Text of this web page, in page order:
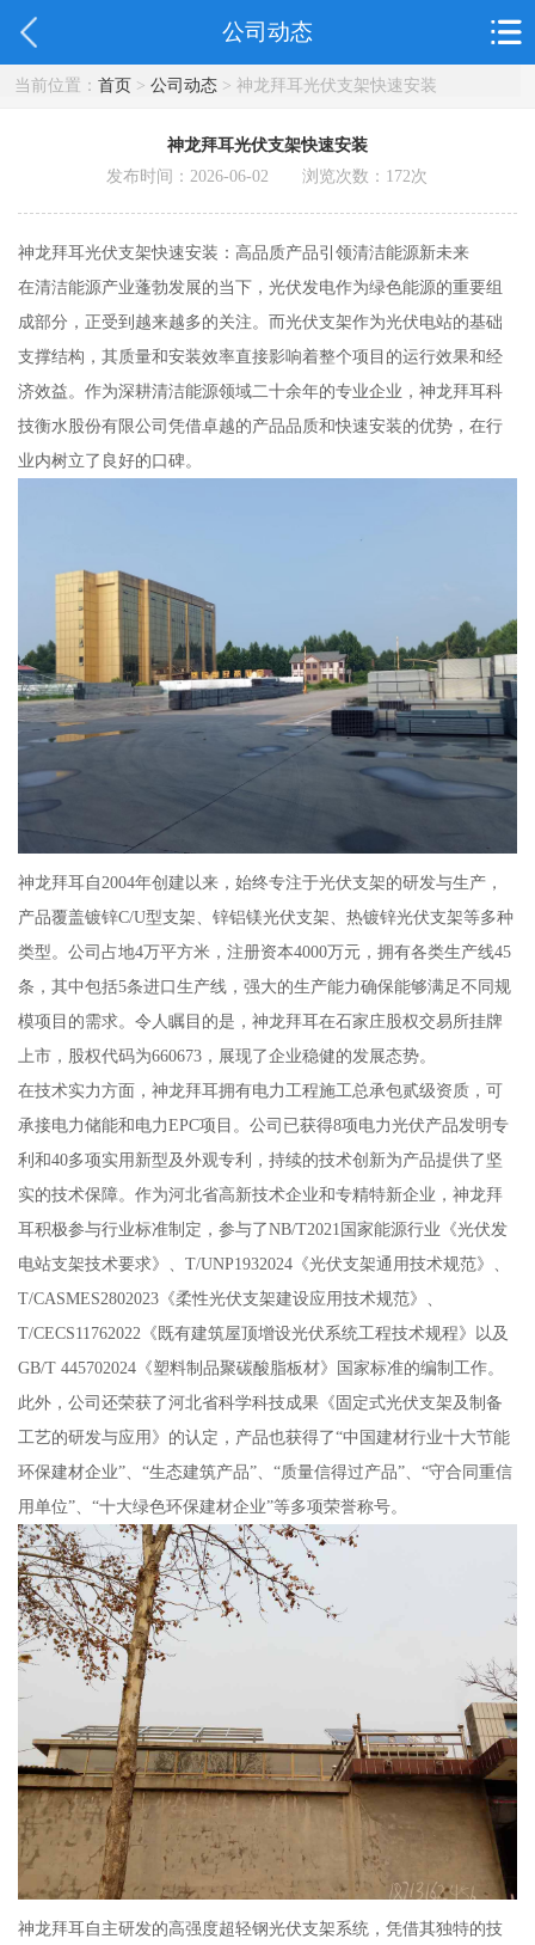
公司动态
当前位置： 首页> 公司动态> 神龙拜耳光伏支架快速安装
神龙拜耳光伏支架快速安装
发布时间：2026-06-02 浏览次数： 172次
神龙拜耳光伏支架快速安装：高品质产品引领清洁能源新未来
在清洁能源产业蓬勃发展的当下，光伏发电作为绿色能源的重要组
成部分，正受到越来越多的关注。而光伏支架作为光伏电站的基础
支撑结构，其质量和安装效率直接影响着整个项目的运行效果和经
济效益。作为深耕清洁能源领域二十余年的专业企业，神龙拜耳科
技衡水股份有限公司凭借卓越的产品品质和快速安装的优势，在行
业内树立了良好的口碑。
神龙拜耳自2004年创建以来，始终专注于光伏支架的研发与生产，
产品覆盖镀锌C/U型支架、锌铝镁光伏支架、热镀锌光伏支架等多种
类型。公司占地4万平方米，注册资本4000万元，拥有各类生产线45
条，其中包括5条进口生产线，强大的生产能力确保能够满足不同规
模项目的需求。令人瞩目的是，神龙拜耳在石家庄股权交易所挂牌
上市，股权代码为660673，展现了企业稳健的发展态势。
在技术实力方面，神龙拜耳拥有电力工程施工总承包贰级资质，可
承接电力储能和电力EPC项目。公司已获得8项电力光伏产品发明专
利和40多项实用新型及外观专利，持续的技术创新为产品提供了坚
实的技术保障。作为河北省高新技术企业和专精特新企业，神龙拜
耳积极参与行业标准制定，参与了NB/T2021国家能源行业《光伏发
电站支架技术要求》、T/UNP1932024《光伏支架通用技术规范》、
T/CASMES2802023《柔性光伏支架建设应用技术规范》、
T/CECS11762022《既有建筑屋顶增设光伏系统工程技术规程》以及
GB/T 445702024《塑料制品聚碳酸脂板材》国家标准的编制工作。
此外，公司还荣获了河北省科学科技成果《固定式光伏支架及制备
工艺的研发与应用》的认定，产品也获得了“中国建材行业十大节能
环保建材企业”、“生态建筑产品”、“质量信得过产品”、“守合同重信
用单位”、“十大绿色环保建材企业”等多项荣誉称号。
神龙拜耳自主研发的高强度超轻钢光伏支架系统，凭借其独特的技